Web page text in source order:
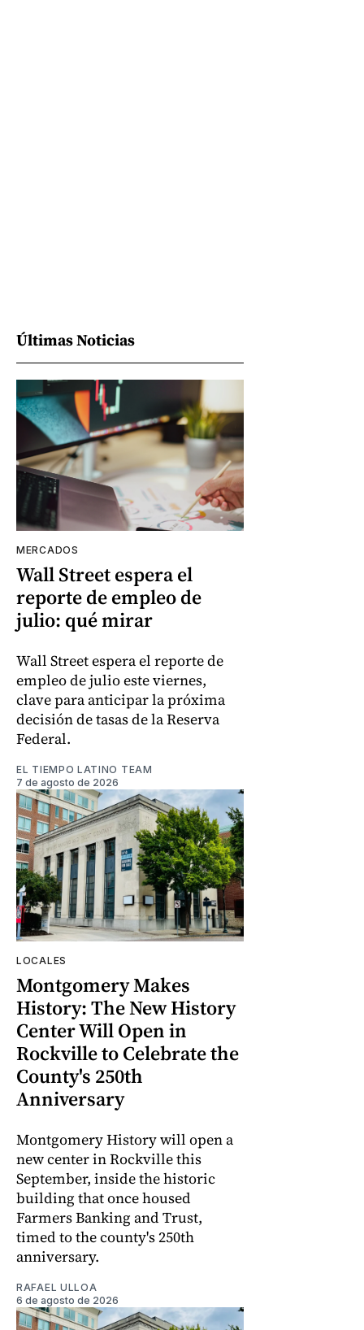
Últimas Noticias
MERCADOS
Wall Street espera el
reporte de empleo de
julio: qué mirar
Wall Street espera el reporte de
empleo de julio este viernes,
clave para anticipar la próxima
decisión de tasas de la Reserva
Federal.
EL TIEMPO LATINO TEAM
7 de agosto de 2026
LOCALES
Montgomery Makes
History: The New History
Center Will Open in
Rockville to Celebrate the
County's 250th
Anniversary
Montgomery History will open a
new center in Rockville this
September, inside the historic
building that once housed
Farmers Banking and Trust,
timed to the county's 250th
anniversary.
RAFAEL ULLOA
6 de agosto de 2026